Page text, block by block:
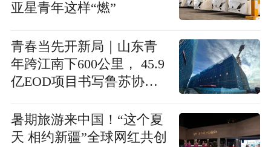
亚星青年这样“燃”
青春当先开新局｜山东青
年跨江南下600公里， 45.9
亿EOD项目书写鲁苏协同
暑期旅游来中国！“这个夏
天 相约新疆”全球网红共创